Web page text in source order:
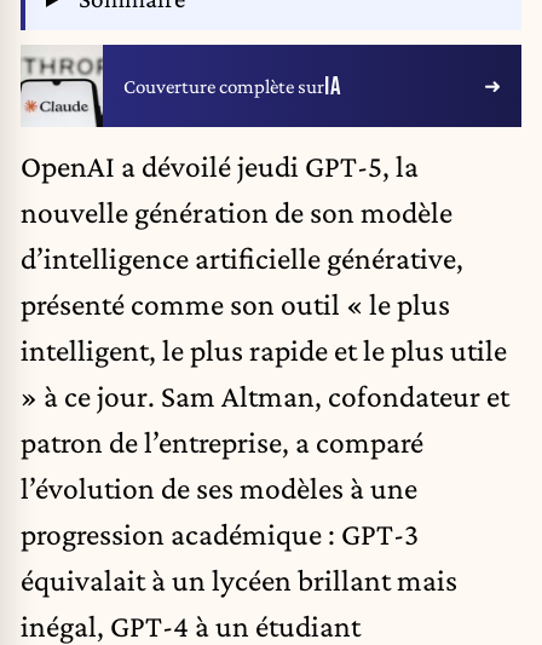
Couverture complète surIA
OpenAI a dévoilé jeudi GPT-5, la
nouvelle génération de son modèle
d’intelligence artificielle générative,
présenté comme son outil « le plus
intelligent, le plus rapide et le plus utile
» à ce jour. Sam Altman, cofondateur et
patron de l’entreprise, a comparé
l’évolution de ses modèles à une
progression académique : GPT-3
équivalait à un lycéen brillant mais
inégal, GPT-4 à un étudiant